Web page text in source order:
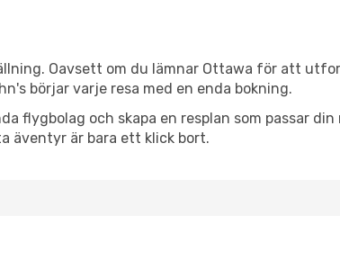
Oavsett om du lämnar Ottawa för att
börjar varje resa med en enda bokning.
flygbolag och skapa en resplan som passar
äventyr är bara ett klick bort.